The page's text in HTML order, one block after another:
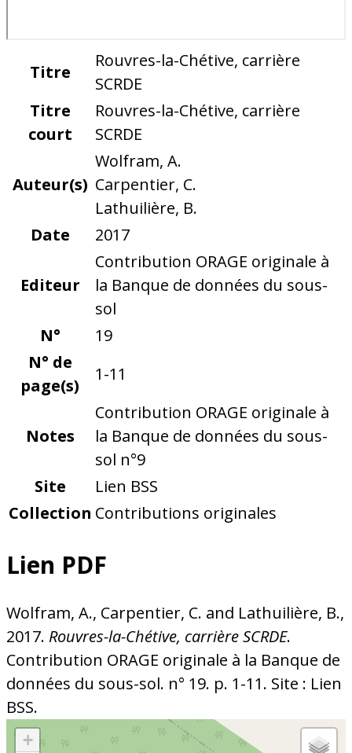
Titre
Rouvres-la-Chétive, carrière
SCRDE
Titre
court
Rouvres-la-Chétive, carrière
SCRDE
Auteur(s)
Wolfram, A.
Carpentier, C.
Lathuilière, B.
Date
2017
Editeur
Contribution ORAGE originale à
la Banque de données du sous-
sol
N°
19
N° de
page(s)
1-11
Notes
Contribution ORAGE originale à
la Banque de données du sous-
sol n°9
Site
Lien BSS
Collection Contributions originales
Lien PDF
Wolfram, A., Carpentier, C. and Lathuilière, B.,
2017. Rouvres-la-Chétive, carrière SCRDE.
Contribution ORAGE originale à la Banque de
données du sous-sol. n° 19. p. 1-11. Site : Lien
BSS.
+